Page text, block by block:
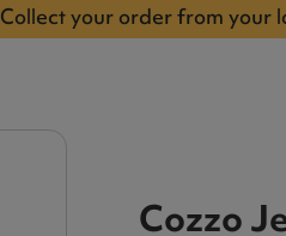
Collect your order from your
Cozzo